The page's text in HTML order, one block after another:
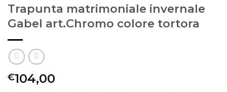
alla lista
dei
desideri
Trapunta matrimoniale invernale
Gabel art.Chromo colore tortora
€104,00